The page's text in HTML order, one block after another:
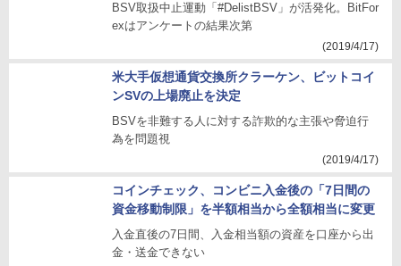
BSV取扱中止運動「#DelistBSV」が活発化。BitFor
exはアンケートの結果次第
(2019/4/17)
米大手仮想通貨交換所クラーケン、ビットコイ
ンSVの上場廃止を決定
BSVを非難する人に対する詐欺的な主張や脅迫行
為を問題視
(2019/4/17)
コインチェック、コンビニ入金後の「7日間の
資金移動制限」を半額相当から全額相当に変更
入金直後の7日間、入金相当額の資産を口座から出
金・送金できない